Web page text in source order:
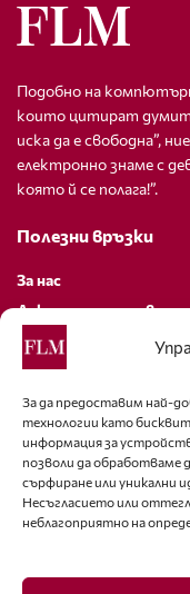
За да предоставим най-
технологии като
информация за
позволи да обработваме
сърфиране или уникални
Несъгласието или
неблагоприятно на
Подобно на
които цитират
иска да е свободна”,
електронно знаме с
която й се полага!”.
Полезни връзки
За нас
Декларация за
Политика за
За контакти
editor@fashion-
+359 88 227 33 47
Последвайте ни
Facebook